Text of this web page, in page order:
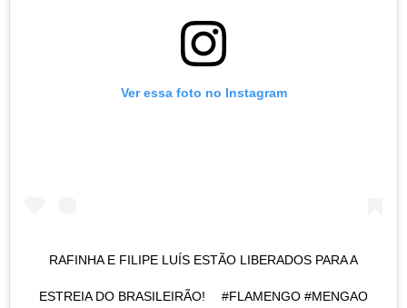
Ver essa foto no Instagram
RAFINHA E FILIPE LUÍS ESTÃO LIBERADOS PARA A
ESTREIA DO BRASILEIRÃO!⁠ ⠀ #FLAMENGO #MENGAO